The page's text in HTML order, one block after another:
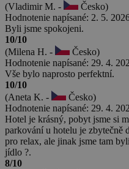
(Vladimir M. -
Česko)
Hodnotenie napísané: 2. 5.
Byli jsme spokojeni.
10/10
(Milena H. -
Česko)
Hodnotenie napísané: 29. 4.
Vše bylo naprosto perfektní.
10/10
(Aneta K. -
Česko)
Hodnotenie napísané: 29. 4.
Hotel je krásný, pobyt jsme si
parkování u hotelu je zbytečně
pro relax, ale jinak jsme tam
jídlo ?.
8/10